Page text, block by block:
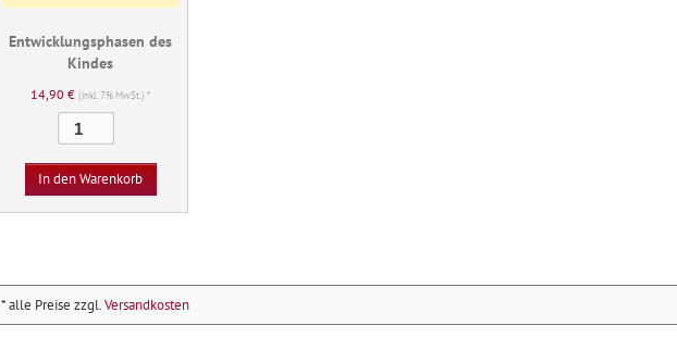
Entwicklungsphasen des
Kindes
14,90€ (inkl. 7% MwSt.) *
des
Kindes
Menge
In den Warenkorb
* alle Preise zzgl.Versandkosten